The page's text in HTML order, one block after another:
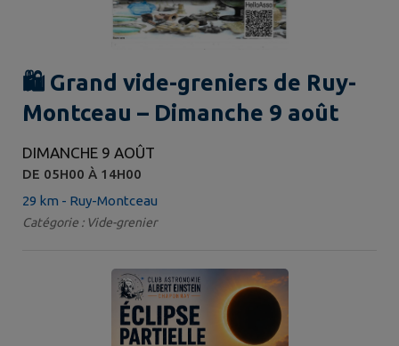
🛍️ Grand vide-greniers de Ruy-
Montceau – Dimanche 9 août
DIMANCHE 9 AOÛT
DE 05H00 À 14H00
29 km - Ruy-Montceau
Catégorie : Vide-grenier